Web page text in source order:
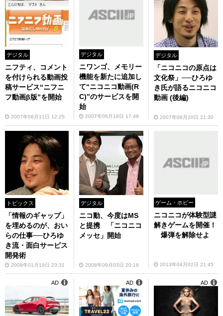
デジタル
ニフティ、コメント
を付けられる動画投
稿サービス“ニフニ
フ動画β版”を開始
2007年06月11日 12:25
デジタル
ニワンゴ、メモリー
機能を新たに追加し
て“ニコニコ動画(R
C)”のサービスを開
始
2007年06月18日 17:49
デジタル
「ニコニコの原点は
文化祭」──ひろゆ
き氏が語るニコニコ
動画 (後編)
2007年06月20日 21:30
トピックス
「情報のギャップ」
を埋めるのが、おい
らの仕事──ひろゆ
き流・面白サービス
開発術
2008年01月19日 23:31
デジタル
ニコ動、今度はMS
と提携 「ニコニコ
メッセ」開始
2008年09月03日 20:18
ゲーム・ホビー
ニコニコが体験型謎
解きゲームを開催！
爆弾を解除せよ
2013年04月02日 21:45
AD AD AD